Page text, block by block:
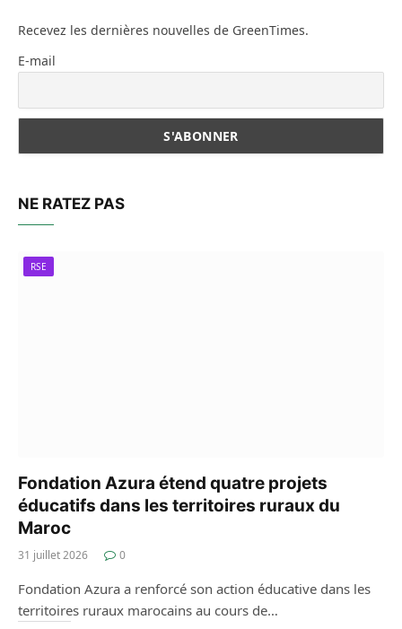
Recevez les dernières nouvelles de GreenTimes.
E-mail
NE RATEZ PAS
RSE
Fondation Azura étend quatre projets
éducatifs dans les territoires ruraux du
Maroc
31 juillet 2026 0
Fondation Azura a renforcé son action éducative dans les
territoires ruraux marocains au cours de…